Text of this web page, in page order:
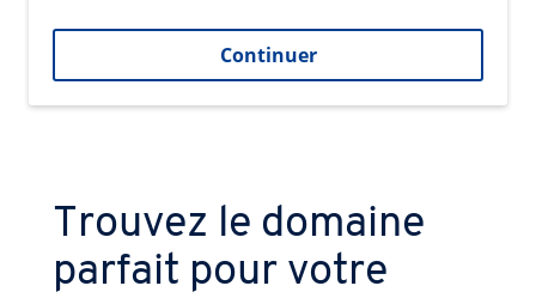
Continuer
Trouvez le domaine
parfait pour votre